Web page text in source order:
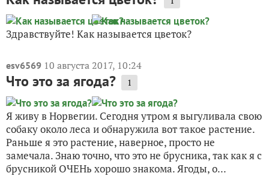
Здравствуйте! Как называется цветок?
esv6569 10 августа 2017, 10:24
Что это за ягода? 1
Я живу в Норвегии. Сегодня утром я выгуливала свою
собаку около леса и обнаружила вот такое растение.
Раньше я это растение, наверное, просто не
замечала. Знаю точно, что это не брусника, так как я с
брусникой ОЧЕНь хорошо знакома. Ягоды, о...